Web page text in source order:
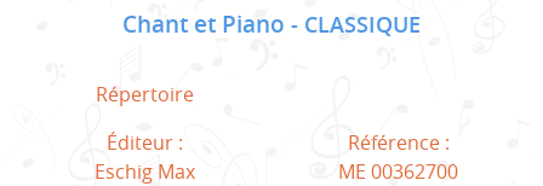
Chant et Piano CLASSIQUE
Répertoire
Éditeur :
Eschig Max
Référence :
ME 00362700